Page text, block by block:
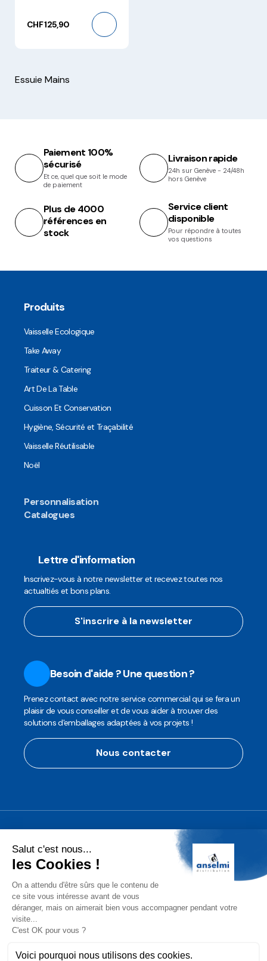
CHF 125,90
Essuie Mains
Paiement 100%
sécurisé
Et ce, quel que soit le mode
de paiement
Livraison rapide
24h sur Genève - 24/48h
hors Genève
Plus de 4000
références en
stock
Service client
disponible
Pour répondre à toutes
vos questions
Produits
Vaisselle Ecologique
Take Away
Traiteur & Catering
Art De La Table
Cuisson Et Conservation
Hygiène, Sécurité et Traçabilité
Vaisselle Réutilisable
Noël
Personnalisation
Catalogues
Lettre d'information
Inscrivez-vous à notre newsletter et recevez toutes nos
actualtiés et bons plans.
S'inscrire à la newsletter
Besoin d'aide ? Une question ?
Prenez contact avec notre service commercial qui se fera un
plaisir de vous conseiller et de vous aider à trouver des
solutions d'emballages adaptées à vos projets !
Nous contacter
Anselmi Décoration
Découvrez notre assortiment de
décorations professionnelles pour les
Conditions Générales de Vente (CGV)
Mentions légales
Protection des Données
2025 Anselmi Distribution. Tous droits réservés